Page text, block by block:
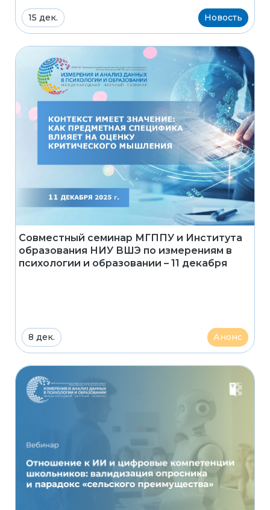
15 дек. Новость
Совместный семинар МГППУ и Института
образования НИУ ВШЭ по измерениям в
психологии и образовании – 11 декабря
8 дек. Анонс